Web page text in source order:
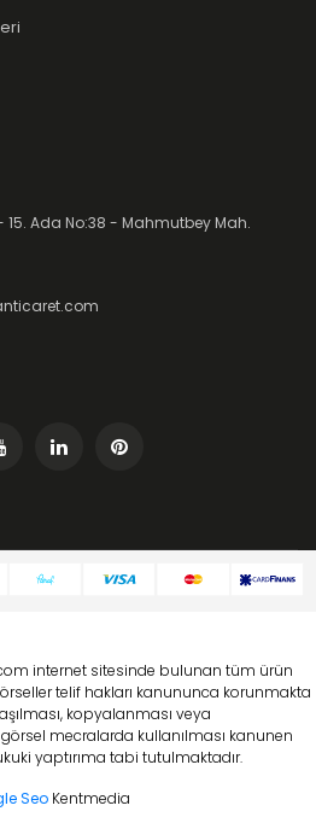
15. Ada No:38 - Mahmutbey Mah.
internet sitesinde bulunan tüm ürün
telif hakları kanununca korunmakta
kopyalanması veya
mecralarda kullanılması kanunen
yaptırıma tabi tutulmaktadır.
Seo Kentmedia